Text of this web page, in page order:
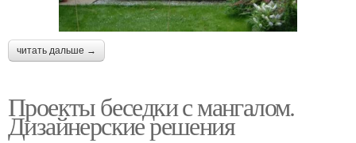
читать дальше →
Проекты беседки с мангалом.
Дизайнерские решения